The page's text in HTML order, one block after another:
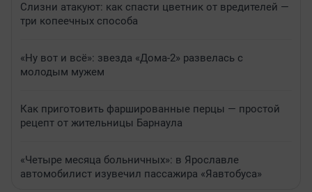
Слизни атакуют: как спасти цветник от вредителей —
три копеечных способа
«Ну вот и всё»: звезда «Дома-2» развелась с
молодым мужем
Как приготовить фаршированные перцы — простой
рецепт от жительницы Барнаула
«Четыре месяца больничных»: в Ярославле
автомобилист изувечил пассажира «Яавтобуса»